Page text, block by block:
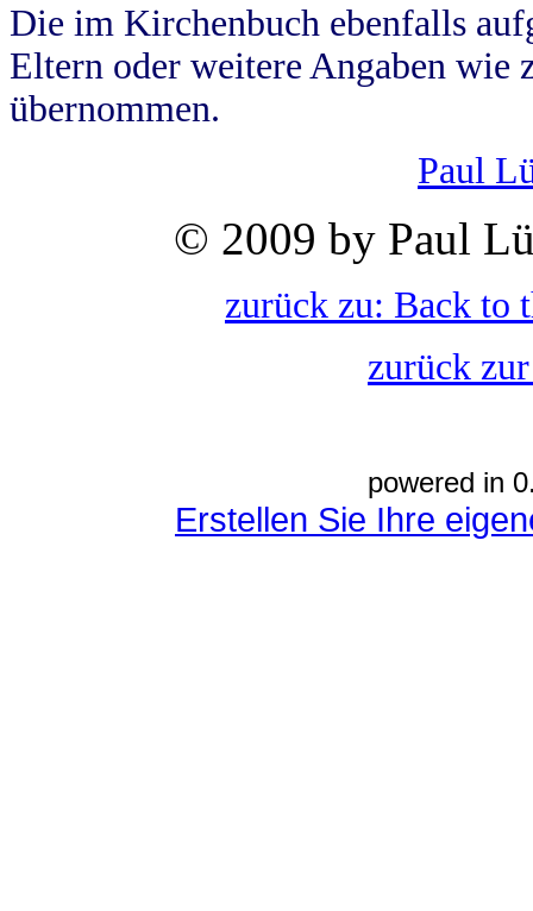
Die im Kirchenbuch ebenfalls
Eltern oder weitere Angaben wie
übernommen.
Paul
© 2009 by Paul
zurück zu: Back to
zurück
powered in
Erstellen Sie Ihre